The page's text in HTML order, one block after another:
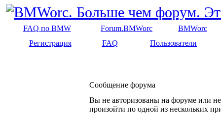
FAQ по BMW Forum.BMWorc
BMWorc
Регистрация
FAQ Пользователи
Сообщение форума
Вы не авторизованы на форуме или
произойти по одной из нескольких